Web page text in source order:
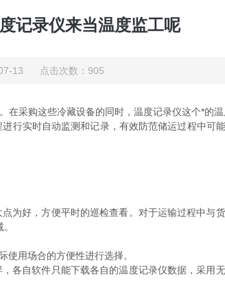
记录仪来当温度监工呢
07-13 点击次数：905
购这些冷藏设备的同时，温度记录仪这个*的温
实时自动监测和记录，有效防范储运过程中可
好，方便平时的巡检查看。对于运输过程中与
用场合的方便性进行选择。
自软件只能下载各自的温度记录仪数据，采用